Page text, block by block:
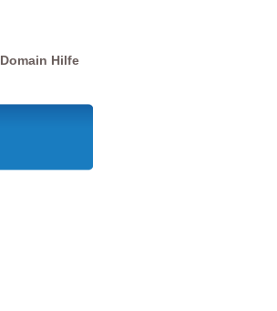
Domain Hilfe